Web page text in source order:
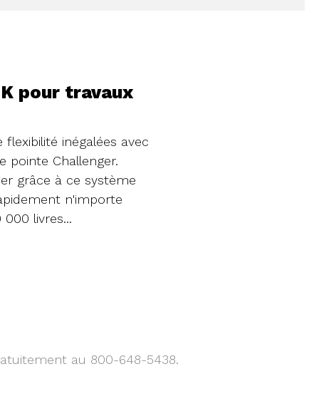
pour travaux
inégalées avec
pointe Challenger.
grâce à ce système
n'importe
livres...
/ 19K à usage
à usage intensif (série
et peuvent
solides, à l'intérieur
offrent la flexibilité et
quel...
au 800-648-5438.